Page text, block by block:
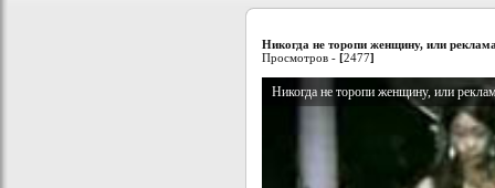
Никогда не торопи женщину, или
Просмотров - [2477]
Никогда не торопи женщину, или